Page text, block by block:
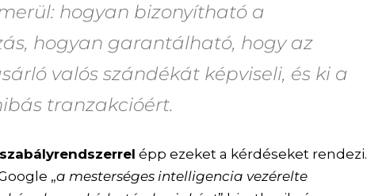
hogyan bizonyítható a
hogyan garantálható, hogy az
valós szándékát képviseli, és ki a
tranzakcióért.
épp ezeket a kérdéseket rendezi.
„a mesterséges intelligencia vezérelte